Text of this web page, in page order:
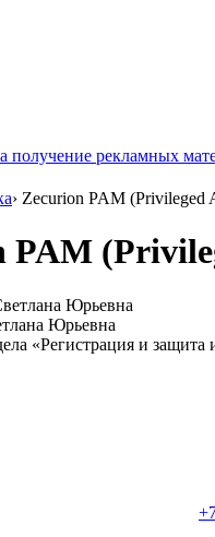
получение рекламных
› Zecurion PAM (Privileged
PAM
Юрьевна
«Регистрация и защита